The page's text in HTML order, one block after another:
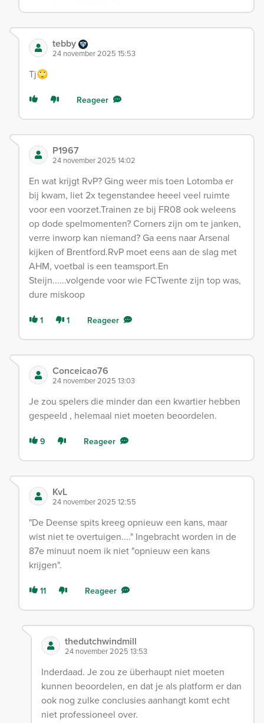
tebby
24 november 2025 15:53
Tj🙄
Reageer
P1967
24 november 2025 14:02
En wat krijgt RvP? Ging weer mis toen Lotomba er
bij kwam, liet 2x tegenstandee heeel veel ruimte
voor een voorzet.Trainen ze bij FR08 ook weleens
op dode spelmomenten? Corners zijn om te janken,
verre inworp kan niemand? Ga eens naar Arsenal
kijken of Brentford.RvP moet eens aan de slag met
AHM, voetbal is een teamsport.En
Steijn......volgende voor wie FCTwente zijn top was,
dure miskoop
1 1 Reageer
Conceicao76
24 november 2025 13:03
Je zou spelers die minder dan een kwartier hebben
gespeeld , helemaal niet moeten beoordelen.
9 Reageer
KvL
24 november 2025 12:55
"De Deense spits kreeg opnieuw een kans, maar
wist niet te overtuigen...." Ingebracht worden in de
87e minuut noem ik niet "opnieuw een kans
krijgen".
11 Reageer
thedutchwindmill
24 november 2025 13:53
Inderdaad. Je zou ze überhaupt niet moeten
kunnen beoordelen, en dat je als platform er dan
ook nog zulke conclusies aanhangt komt echt
niet professioneel over.